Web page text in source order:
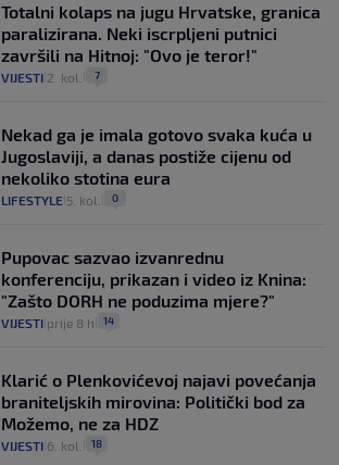
Totalni kolaps na jugu Hrvatske, granica
paralizirana. Neki iscrpljeni putnici
završili na Hitnoj: "Ovo je teror!"
VIJESTI 2. kol. 7
Nekad ga je imala gotovo svaka kuća u
Jugoslaviji, a danas postiže cijenu od
nekoliko stotina eura
LIFESTYLE 5. kol. 0
Pupovac sazvao izvanrednu
konferenciju, prikazan i video iz Knina:
"Zašto DORH ne poduzima mjere?"
VIJESTI prije 8 h 14
Klarić o Plenkovićevoj najavi povećanja
braniteljskih mirovina: Politički bod za
Možemo, ne za HDZ
VIJESTI 6. kol. 18